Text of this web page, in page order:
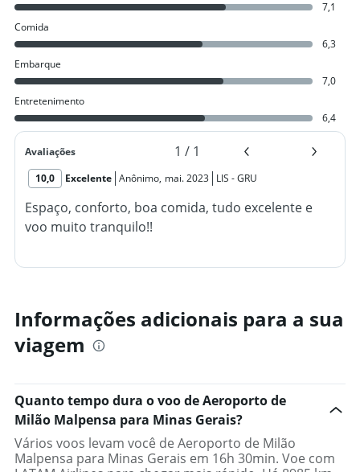
7,1
Comida
6,3
Embarque
7,0
Entretenimento
6,4
Avaliações 1 / 1
10,0 Excelente Anônimo, mai. 2023 LIS -GRU
Espaço, conforto, boa comida, tudo excelente e
voo muito tranquilo!!
Informações adicionais para a sua
viagem
Quanto tempo dura o voo de Aeroporto de
Milão Malpensa para Minas Gerais?
Vários voos levam você de Aeroporto de Milão
Malpensa para Minas Gerais em 16h 30min. Voe com